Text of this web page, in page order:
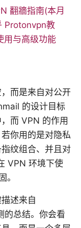
翻牆指南(本月
Protonvpn教
用与高级功能
而是来自对公开
的设计目标
而 VPN 的作用
你用的是对隐私
纹组合、并且对
VPN 环境下使
。
述来自
的总结。你会看